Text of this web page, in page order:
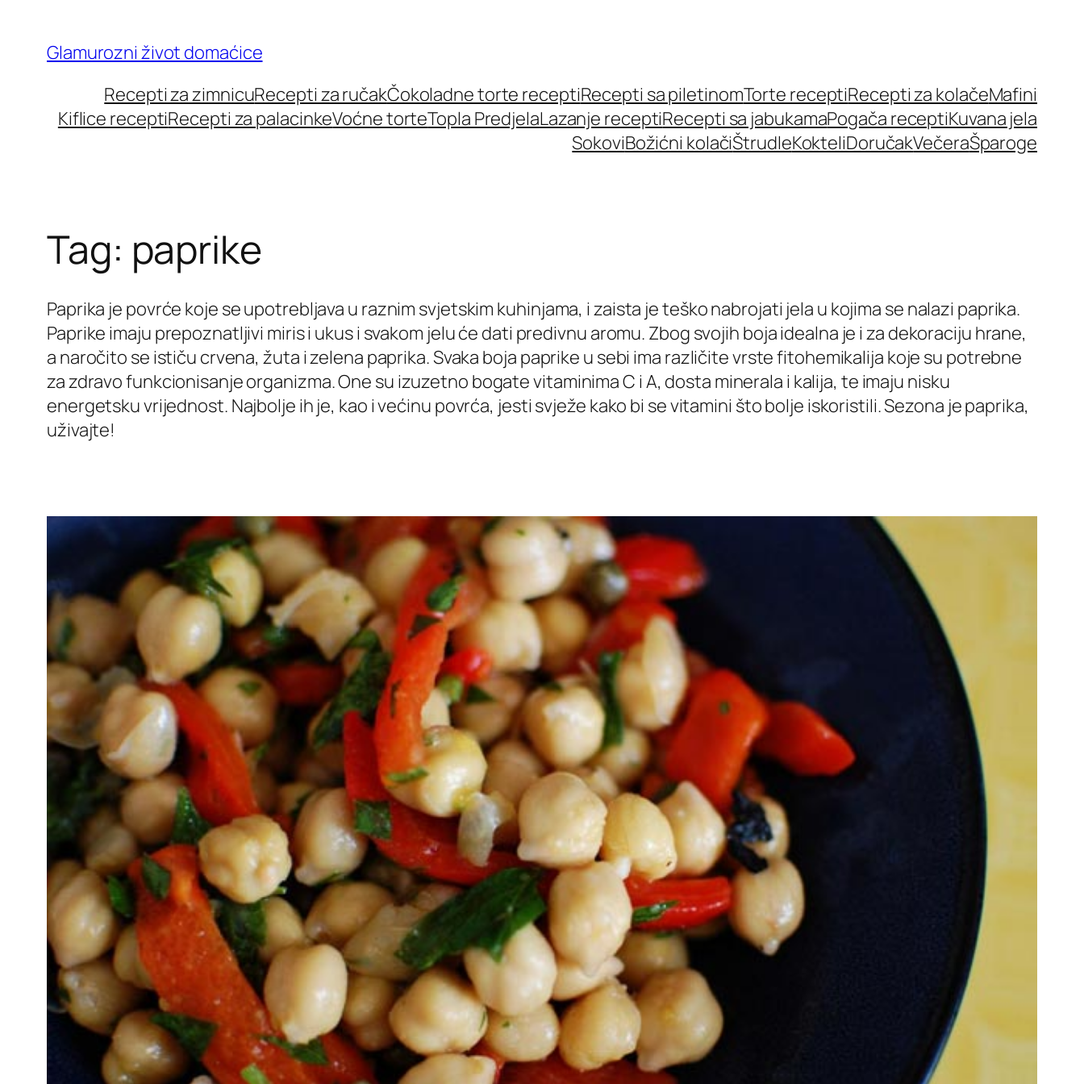
content
Glamurozni život domaćice
Recepti za zimnicuRecepti za ručakČokoladne torte receptiRecepti sa piletinomTorte receptiRecepti za kolačeMafini
Kiflice receptiRecepti za palacinkeVoćne torteTopla PredjelaLazanje receptiRecepti sa jabukamaPogača receptiKuvana jela
SokoviBožićni kolačiŠtrudleKokteliDoručakVečeraŠparoge
Tag: paprike
Paprika je povrće koje se upotrebljava u raznim svjetskim kuhinjama, i zaista je teško nabrojati jela u kojima se nalazi paprika.
Paprike imaju prepoznatljivi miris i ukus i svakom jelu će dati predivnu aromu. Zbog svojih boja idealna je i za dekoraciju hrane,
a naročito se ističu crvena, žuta i zelena paprika. Svaka boja paprike u sebi ima različite vrste fitohemikalija koje su potrebne
za zdravo funkcionisanje organizma. One su izuzetno bogate vitaminima C i A, dosta minerala i kalija, te imaju nisku
energetsku vrijednost. Najbolje ih je, kao i većinu povrća, jesti svježe kako bi se vitamini što bolje iskoristili. Sezona je paprika,
uživajte!